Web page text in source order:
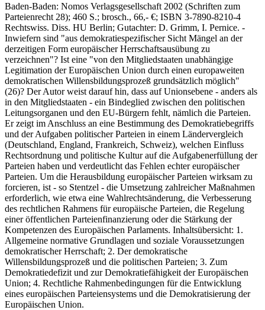
Baden-Baden: Nomos Verlagsgesellschaft 2002 (Schriften zum
Parteienrecht 28); 460 S.; brosch., 66,- €; ISBN 3-7890-8210-4
Rechtswiss. Diss. HU Berlin; Gutachter: D. Grimm, I. Pernice. -
Inwiefern sind "aus demokratiespezifischer Sicht Mängel an der
derzeitigen Form europäischer Herrschaftsausübung zu
verzeichnen"? Ist eine "von den Mitgliedstaaten unabhängige
Legitimation der Europäischen Union durch einen europaweiten
demokratischen Willensbildungsprozeß grundsätzlich möglich"
(26)? Der Autor weist darauf hin, dass auf Unionsebene - anders als
in den Mitgliedstaaten - ein Bindeglied zwischen den politischen
Leitungsorganen und den EU-Bürgern fehlt, nämlich die Parteien.
Er zeigt im Anschluss an eine Bestimmung des Demokratiebegriffs
und der Aufgaben politischer Parteien in einem Ländervergleich
(Deutschland, England, Frankreich, Schweiz), welchen Einfluss
Rechtsordnung und politische Kultur auf die Aufgabenerfüllung der
Parteien haben und verdeutlicht das Fehlen echter europäischer
Parteien. Um die Herausbildung europäischer Parteien wirksam zu
forcieren, ist - so Stentzel - die Umsetzung zahlreicher Maßnahmen
erforderlich, wie etwa eine Wahlrechtsänderung, die Verbesserung
des rechtlichen Rahmens für europäische Parteien, die Regelung
einer öffentlichen Parteienfinanzierung oder die Stärkung der
Kompetenzen des Europäischen Parlaments. Inhaltsübersicht: 1.
Allgemeine normative Grundlagen und soziale Voraussetzungen
demokratischer Herrschaft; 2. Der demokratische
Willensbildungsprozeß und die politischen Parteien; 3. Zum
Demokratiedefizit und zur Demokratiefähigkeit der Europäischen
Union; 4. Rechtliche Rahmenbedingungen für die Entwicklung
eines europäischen Parteiensystems und die Demokratisierung der
Europäischen Union.